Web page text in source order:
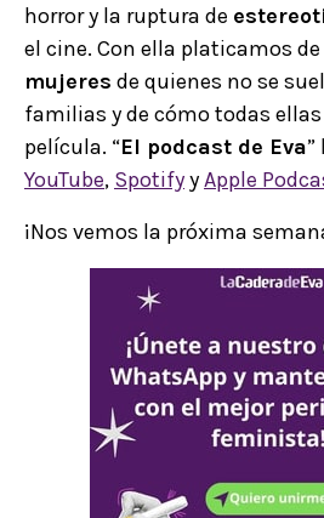
horror y la ruptura de
el cine. Con ella platicamos
mujeres de quienes no se
familias y de cómo todas
película. “El podcast de Eva”
YouTube, SpotifyyApple
¡Nos vemos la próxima